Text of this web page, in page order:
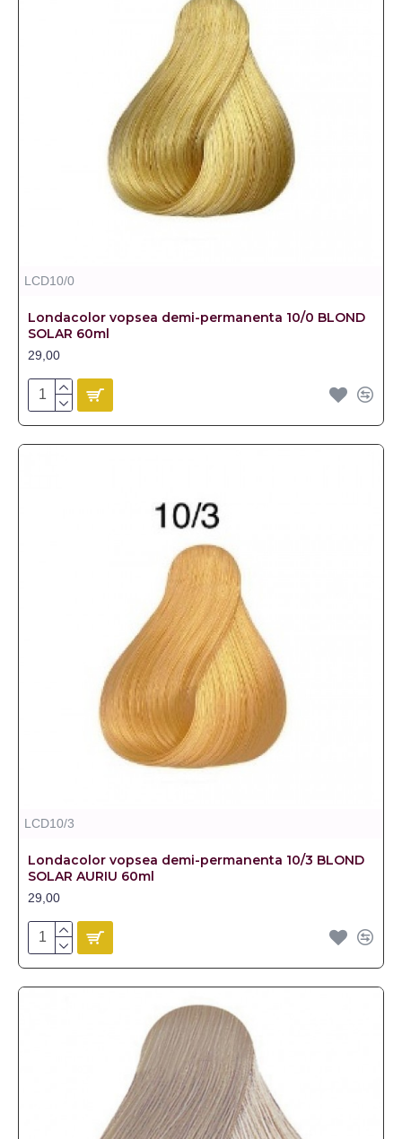
LCD10/0
Londacolor vopsea demi-permanenta 10/0 BLOND
SOLAR 60ml
29,00
LCD10/3
Londacolor vopsea demi-permanenta 10/3 BLOND
SOLAR AURIU 60ml
29,00